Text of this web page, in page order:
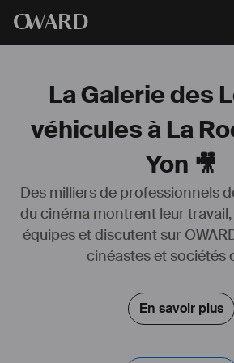
OWARD
La Galerie des
véhicules à La
Yon 🎥
Des milliers de professionnels
du cinéma montrent leur
équipes et discutent sur
cinéastes et sociétés
En savoir plus
#cougarstars.com